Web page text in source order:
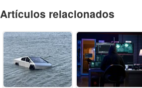
Artículos relacionados